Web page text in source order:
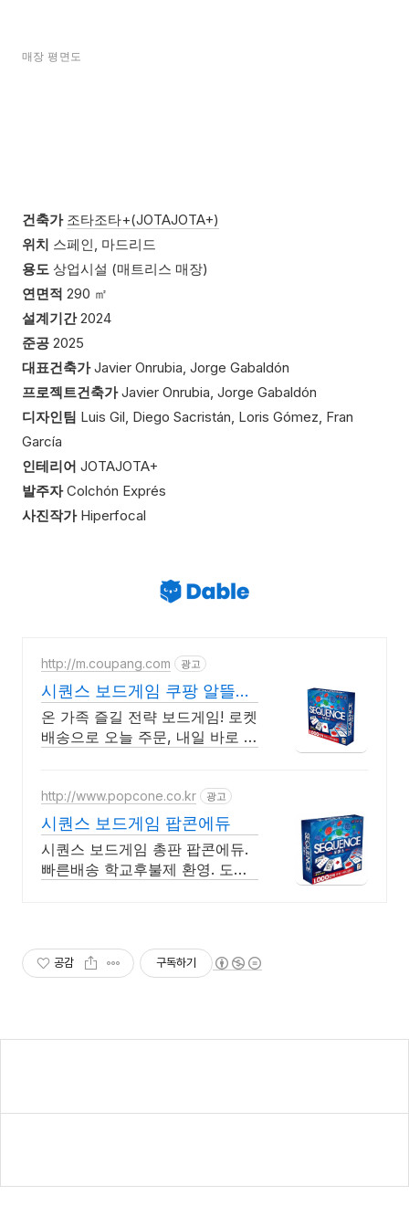
매장 평면도
건축가 조타조타+(JOTAJOTA+)
위치 스페인, 마드리드
용도 상업시설 (매트리스 매장)
연면적 290 ㎡
설계기간2024
준공 2025
대표건축가Javier Onrubia, Jorge Gabaldón
프로젝트건축가Javier Onrubia, Jorge Gabaldón
디자인팀 Luis Gil, Diego Sacristán, Loris Gómez, Fran
García
인테리어 JOTAJOTA+
발주자Colchón Exprés
사진작가Hiperfocal
http://m.coupang.com 광고
시퀀스 보드게임 쿠팡 알뜰하
게 구매하세요
온 가족 즐길 전략 보드게임! 로켓
배송으로 오늘 주문, 내일 바로 시
http://www.popcone.co.kr 광고
시퀀스 보드게임 팝콘에듀
시퀀스 보드게임 총판 팝콘에듀.
빠른배송 학교후불제 환영. 도매
공감 구독하기